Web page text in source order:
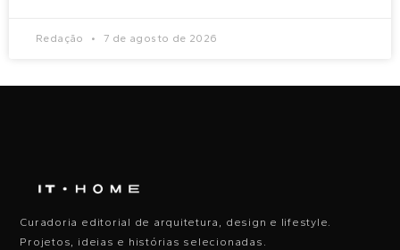
Redação 7 de agosto de 2026
Curadoria editorial de arquitetura, design e lifestyle.
Projetos, ideias e histórias selecionadas.